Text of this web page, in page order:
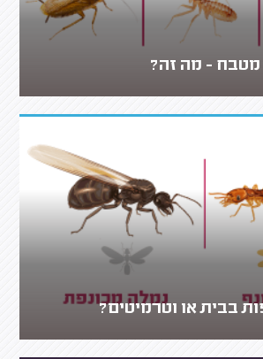
מטבח - מה זה?
בבית או וטרמיטים?